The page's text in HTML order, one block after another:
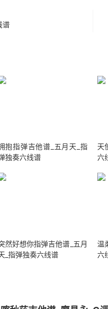
谱
抱指弹吉他谱_五月天_指
独奏六线谱
天
六
然好想你指弹吉他谱_五月
_指弹独奏六线谱
温
六